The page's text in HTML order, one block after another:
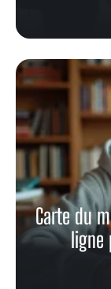
Carte du
ligne